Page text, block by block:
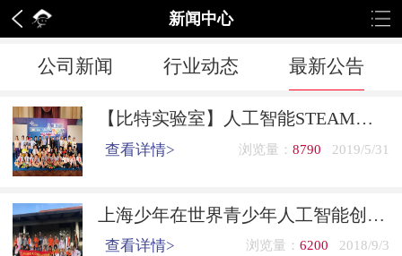
新闻中心
公司新闻 行业动态 最新公告
【比特实验室】人工智能STEAM课程与实践
查看详情> 浏览量： 8790 2019/5/31
上海少年在世界青少年人工智能创新赛中崭露头角
查看详情> 浏览量： 6200 2018/9/3